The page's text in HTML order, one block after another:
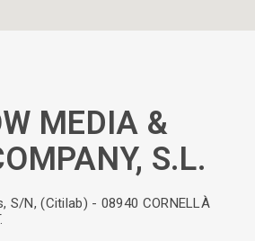
MEDIA &
S.L.
S/N, (Citilab) - 08940 CORNELLÀ